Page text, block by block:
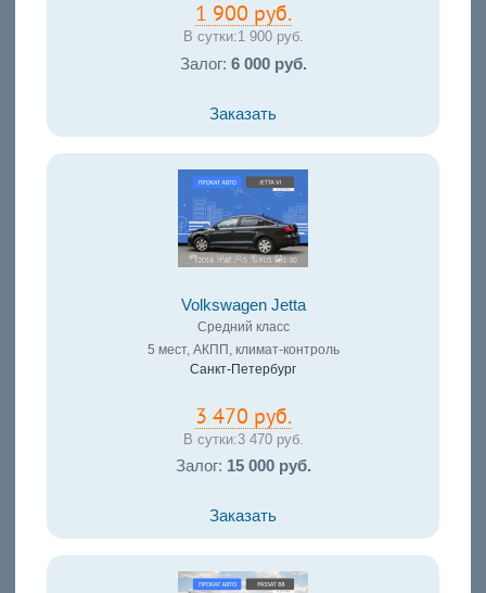
1 900 руб.
В сутки:1 900 руб.
Залог: 6 000 руб.
Заказать
Volkswagen Jetta
Средний класс
5 мест, АКПП, климат-контроль
Санкт-Петербург
3 470 руб.
В сутки:3 470 руб.
Залог: 15 000 руб.
Заказать